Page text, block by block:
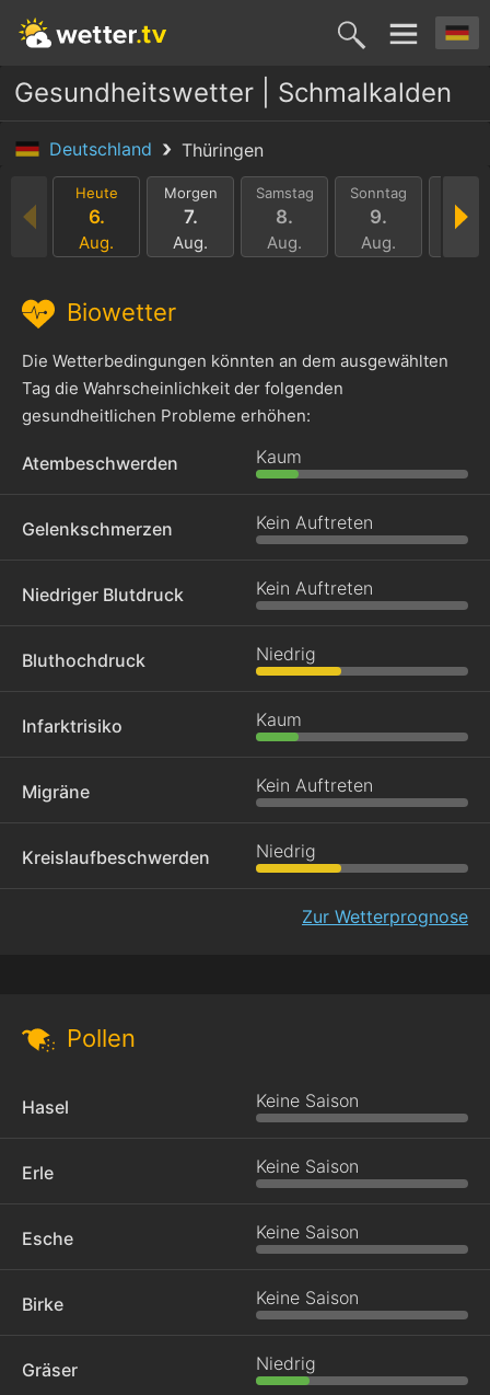
Gesundheitswetter | Schmalkalden
Deutschland Thüringen
Heute
6.
Aug.
Morgen
7.
Aug.
Samstag
8.
Aug.
Sonntag
9.
Aug.
10.
Biowetter
Die Wetterbedingungen könnten an dem ausgewählten
Tag die Wahrscheinlichkeit der folgenden
gesundheitlichen Probleme erhöhen:
Atembeschwerden Kaum
Gelenkschmerzen Kein Auftreten
Niedriger Blutdruck Kein Auftreten
Bluthochdruck Niedrig
Infarktrisiko Kaum
Migräne Kein Auftreten
Kreislaufbeschwerden Niedrig
Zur Wetterprognose
Pollen
Hasel Keine Saison
Erle Keine Saison
Esche Keine Saison
Birke Keine Saison
Gräser Niedrig